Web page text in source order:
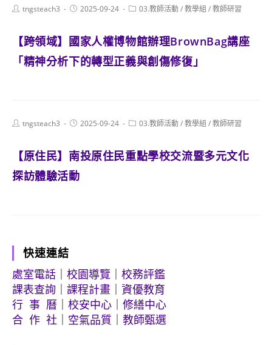
Posttngsteach3
Post2025-09-24
Post03.教師活動/教學組 /教師研習
【跨領域】國家人權博物館辦理BrownBag講座
「精神分析下的轉型正義與創傷修復」
Posttngsteach3
Post2025-09-24
Post03.教師活動/教學組 /教師研習
【原住民】南投原住民重點學校交流暨多元文化
探訪體驗活動
快速連結
處室電話
校園導覽
校務評鑑
課表查詢
課程計畫
資優教育
行 事 曆
校安中心
修繕中心
合 作 社
空氣品質 教師甄選